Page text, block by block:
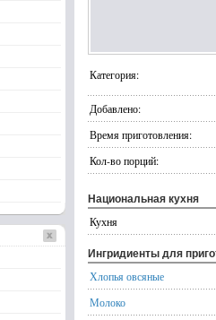
Категория:
Добавлено:
Время приготовления:
Кол-во порций:
Национальная кухня
Кухня
Ингридиенты для
Хлопья овсяные
Молоко